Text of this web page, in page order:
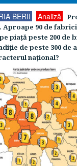
BERII Analiză
Aproape 90 de
piaţă peste 200 de
de peste 300 de
naţional?